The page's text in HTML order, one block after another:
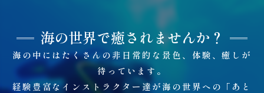
海の中にはたくさんの非日常的な景色、体験、癒しが
待っています。
経験豊富なインストラクター達が海の世界への「あと
海の世界で癒されませんか？